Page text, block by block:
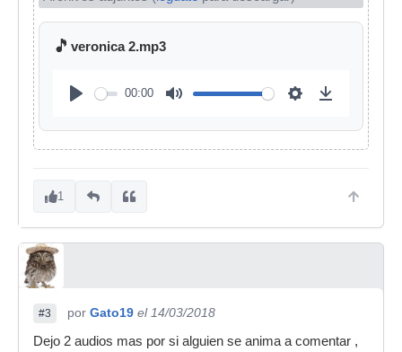
🎵 veronica 2.mp3
00:00
1
#3 por Gato19 el 14/03/2018
Dejo 2 audios mas por si alguien se anima a comentar ,